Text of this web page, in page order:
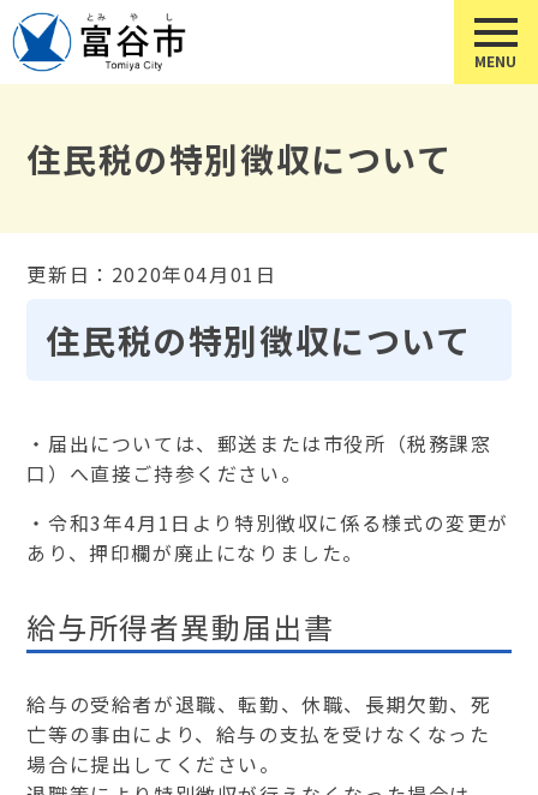
住民税の特別徴収について
更新日：2020年04月01日
住民税の特別徴収について
・届出については、郵送または市役所（税務課窓
口）へ直接ご持参ください。
・令和3年4月1日より特別徴収に係る様式の変更が
あり、押印欄が廃止になりました。
給与所得者異動届出書
給与の受給者が退職、転勤、休職、長期欠勤、死
亡等の事由により、給与の支払を受けなくなった
場合に提出してください。